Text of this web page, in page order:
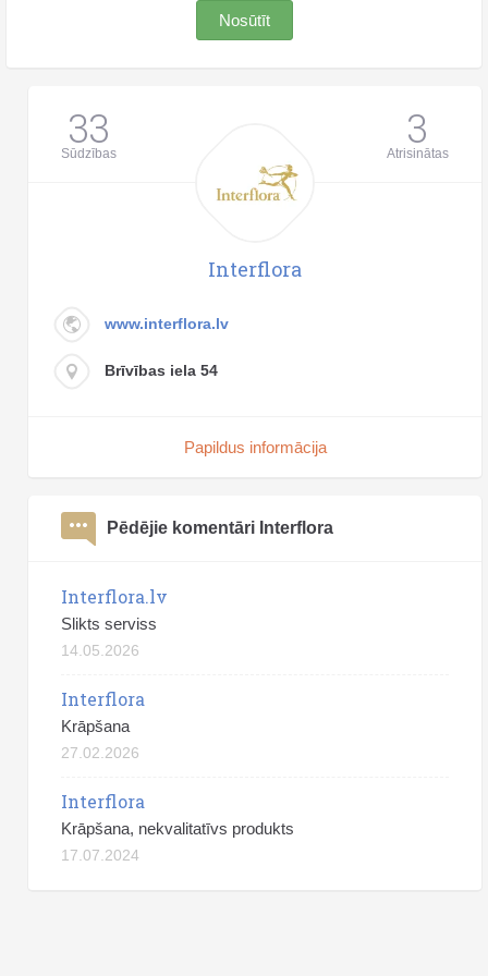
Nosūtīt
33
Sūdzības 3
Atrisinātas
Interflora
www.interflora.lv
Brīvības iela 54
Papildus informācija
Pēdējie komentāri Interflora
Interflora.lv
Slikts serviss
14.05.2026
Interflora
Krāpšana
27.02.2026
Interflora
Krāpšana, nekvalitatīvs produkts
17.07.2024